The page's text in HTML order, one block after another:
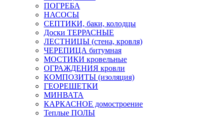
ПОГРЕБА
НАСОСЫ
СЕПТИКИ, баки, колодцы
Доски ТЕРРАСНЫЕ
ЛЕСТНИЦЫ (стена, кровля)
ЧЕРЕПИЦА битумная
МОСТИКИ кровельные
ОГРАЖДЕНИЯ кровли
КОМПОЗИТЫ (изоляция)
ГЕОРЕШЕТКИ
МИНВАТА
КАРКАСНОЕ домостроение
Теплые ПОЛЫ